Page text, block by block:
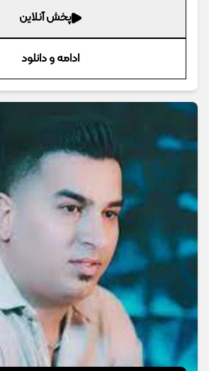
پخش آنلاین
ادامه و دانلود